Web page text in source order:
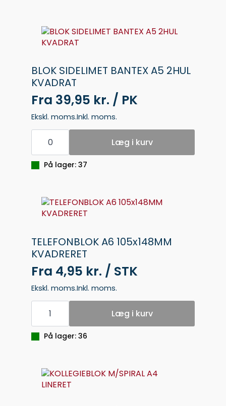
BLOK SIDELIMET BANTEX A5 2HUL
KVADRAT
Fra 39,95 kr. / PK
Ekskl. moms.Inkl. moms.
BLOK
SIDELIMET
BANTEX
A5
2HUL
KVADRAT
Læg i kurv
På lager: 37
TELEFONBLOK A6 105x148MM
KVADRERET
Fra 4,95 kr. / STK
Ekskl. moms.Inkl. moms.
TELEFONBLOK
105x148MM
KVADRERET
antal
Læg i kurv
På lager: 36